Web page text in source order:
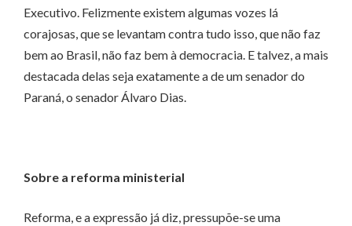
Executivo. Felizmente existem algumas vozes lá
corajosas, que se levantam contra tudo isso, que não faz
bem ao Brasil, não faz bem à democracia. E talvez, a mais
destacada delas seja exatamente a de um senador do
Paraná, o senador Álvaro Dias.
Sobre a reforma ministerial
Reforma, e a expressão já diz, pressupõe-se uma